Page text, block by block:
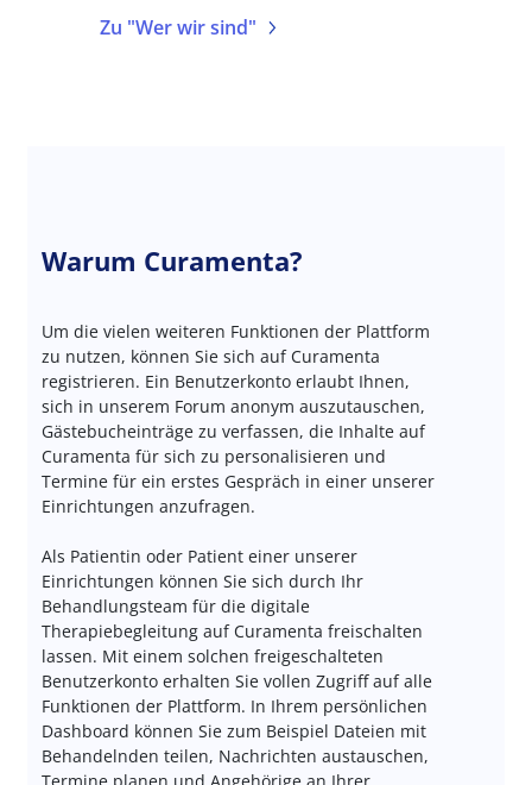
Zu "Wer wir sind"
Warum Curamenta?
Um die vielen weiteren Funktionen der Plattform
zu nutzen, können Sie sich auf Curamenta
registrieren. Ein Benutzerkonto erlaubt Ihnen,
sich in unserem Forum anonym auszutauschen,
Gästebucheinträge zu verfassen, die Inhalte auf
Curamenta für sich zu personalisieren und
Termine für ein erstes Gespräch in einer unserer
Einrichtungen anzufragen.
Als Patientin oder Patient einer unserer
Einrichtungen können Sie sich durch Ihr
Behandlungsteam für die digitale
Therapiebegleitung auf Curamenta freischalten
lassen. Mit einem solchen freigeschalteten
Benutzerkonto erhalten Sie vollen Zugriff auf alle
Funktionen der Plattform. In Ihrem persönlichen
Dashboard können Sie zum Beispiel Dateien mit
Behandelnden teilen, Nachrichten austauschen,